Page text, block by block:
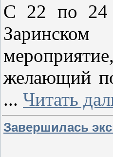
С 22 по 24
желающий
... Читать
Завершилась